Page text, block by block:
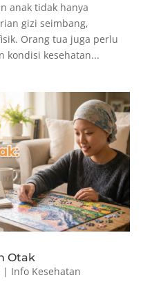
anak tidak hanya
gizi seimbang,
Orang tua juga perlu
kondisi kesehatan...
Otak
| Info Kesehatan